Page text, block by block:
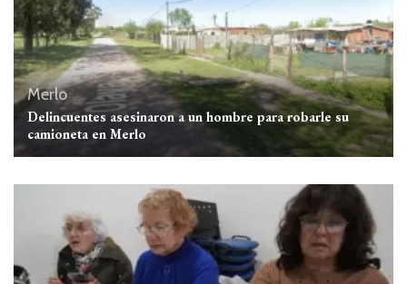
Merlo
Delincuentes asesinaron a un hombre para robarle su
camioneta en Merlo